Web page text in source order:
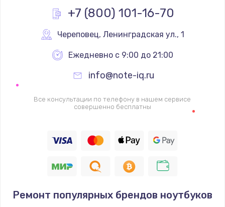
+7 (800) 101-16-70
Череповец, Ленинградская ул., 1
Ежедневно с 9:00 до 21:00
info@note-iq.ru
Все консультации по телефону в нашем сервисе
совершенно бесплатны
Ремонт популярных брендов ноутбуков